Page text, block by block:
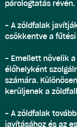
párologtatás révén.
- A zöldfalak
csökkentve a
- Emellett növelik a
élőhelyként
számára.
kerüljenek a
- A zöldfalak
javításához és az